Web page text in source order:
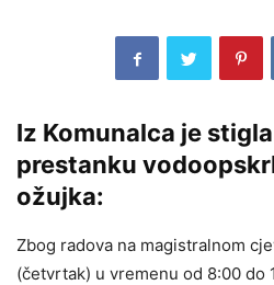
Iz Komunalca je
prestanku
ožujka:
Zbog radova na magistralnom
(četvrtak) u vremenu od 8:00 do